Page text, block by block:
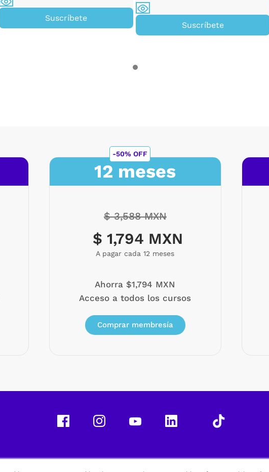
Suscríbete
Suscríbete
-50% OFF
12 meses
$ 3,588 MXN
$ 1,794 MXN
A pagar cada 12 meses
Ahorra $1,794 MXN
Acceso a todos los cursos
Comprar membresía